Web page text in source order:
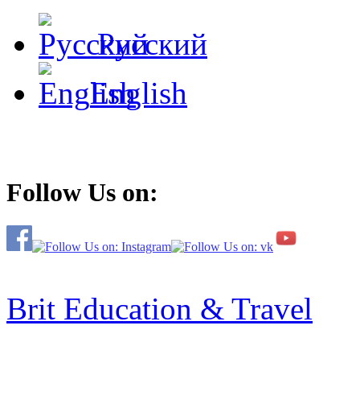
Русский
English
Follow Us on:
Brit Education & Travel